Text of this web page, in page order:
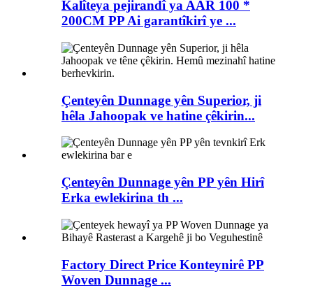
Kalîteya pejirandî ya AAR 100 *
200CM PP Ai garantîkirî ye ...
Çenteyên Dunnage yên Superior, ji
hêla Jahoopak ve hatine çêkirin...
Çenteyên Dunnage yên PP yên Hirî
Erka ewlekirina th ...
Factory Direct Price Konteynirê PP
Woven Dunnage ...